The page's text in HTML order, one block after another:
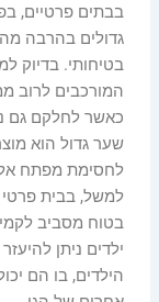
בבתים פרטיים,
גדולים בהרבה
בטיחותי. בדיוק
המורכבים לרוב
כאשר לחלקם גם
שער גדול הוא
לחסימת מפתח
למשל, בבית
בטוח מסביב
ילדים ניתן
הילדים, בו הם